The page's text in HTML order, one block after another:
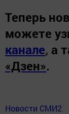
Теперь
можете
канале, а
«Дзен».
Новости СМИ2